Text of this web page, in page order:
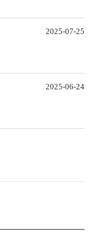
2025-07-25
2025-06-24